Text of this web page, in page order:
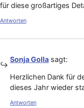
für diese großartiges
Antworten
Sonja Golla sagt:
Herzlichen Dank für
dieses Jahr wieder
Antworten